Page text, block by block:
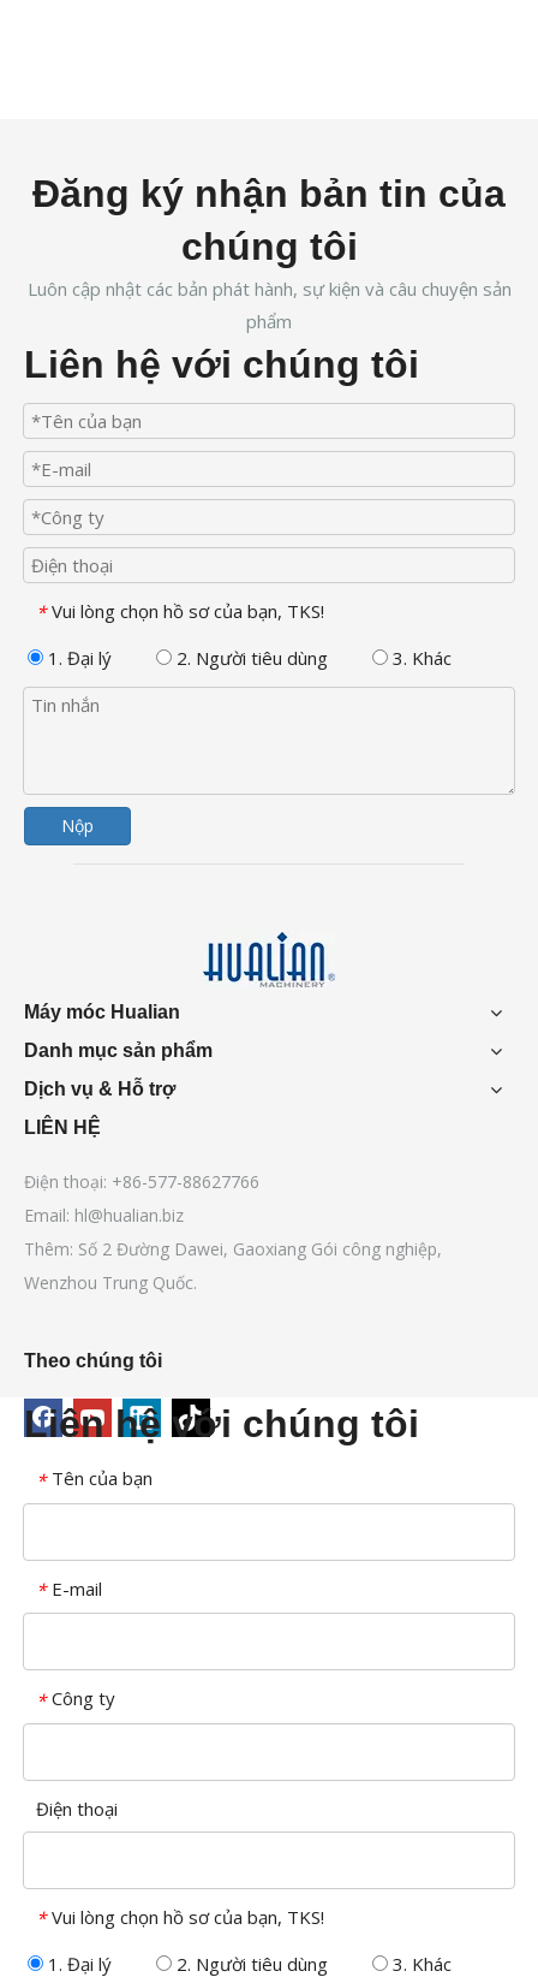
Đăng ký nhận bản tin của
chúng tôi
Luôn cập nhật các bản phát hành, sự kiện và câu chuyện sản
phẩm
Liên hệ với chúng tôi
* Vui lòng chọn hồ sơ của bạn, TKS!
1. Đại lý
2. Người tiêu dùng 3. Khác
Nộp
Máy móc Hualian
Danh mục sản phẩm
Dịch vụ & Hỗ trợ
LIÊN HỆ
Điện thoại: +86-577-88627766
Email: hl@hualian.biz
Thêm: Số 2 Đường Dawei, Gaoxiang Gói công nghiệp,
Wenzhou Trung Quốc.
Theo chúng tôi
Liên hệ với chúng tôi
* Tên của bạn
* E-mail
* Công ty
Điện thoại
* Vui lòng chọn hồ sơ của bạn, TKS!
1. Đại lý
2. Người tiêu dùng 3. Khác